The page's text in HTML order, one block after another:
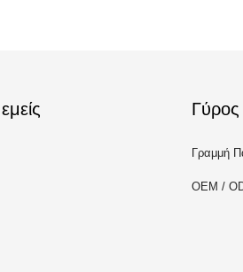
Γραμμή
OEM /